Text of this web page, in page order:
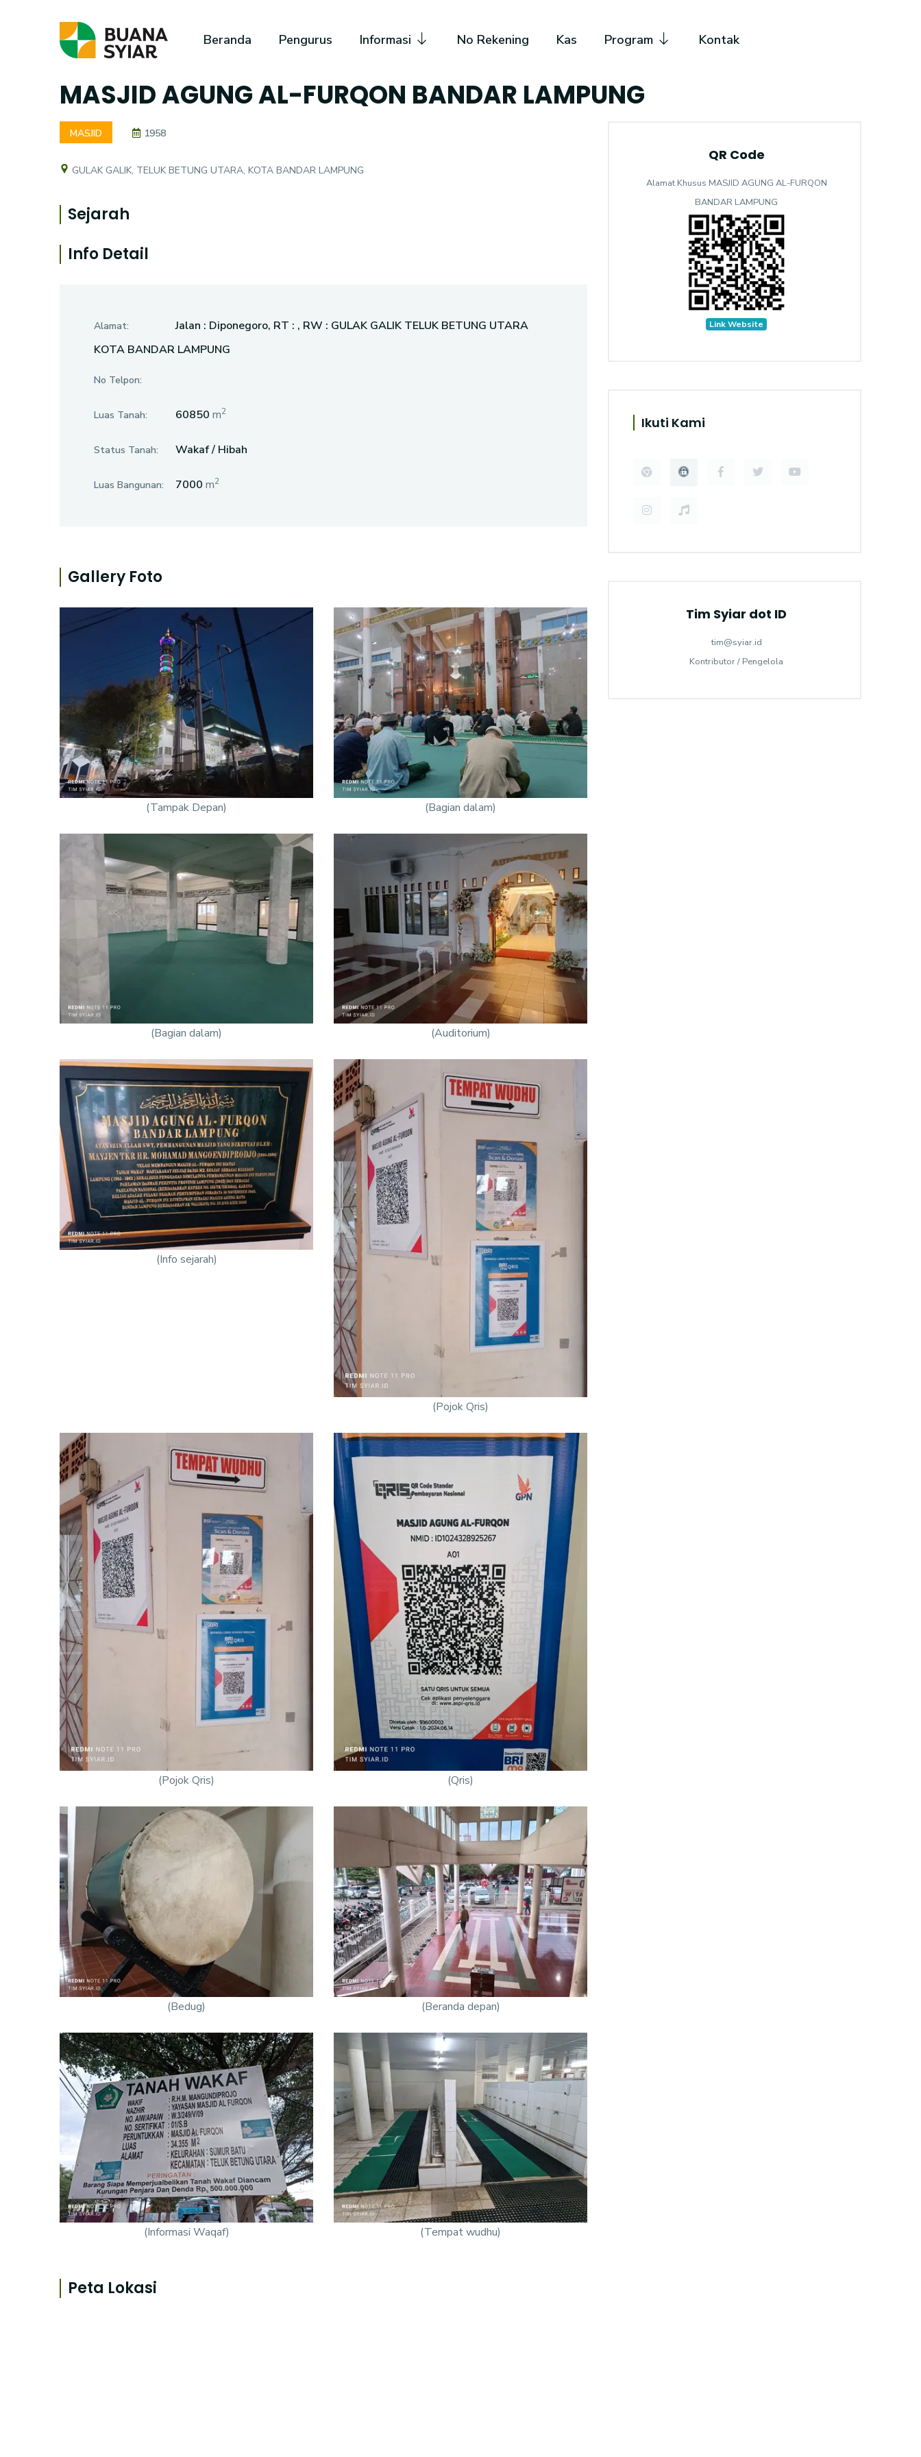
Beranda Pengurus Informasi No Rekening Kas Program Kontak
MASJID AGUNG AL-FURQON BANDAR LAMPUNG
MASJID 1958
GULAK GALIK, TELUK BETUNG UTARA, KOTA BANDAR LAMPUNG
Sejarah
Info Detail
Alamat:
Jalan : Diponegoro, RT : , RW : GULAK GALIK TELUK BETUNG UTARA
KOTA BANDAR LAMPUNG
No Telpon:
Luas Tanah: 60850 m2
Status Tanah: Wakaf / Hibah
Luas Bangunan: 7000 m2
Gallery Foto
(Tampak Depan) (Bagian dalam)
(Bagian dalam) (Auditorium)
(Info sejarah)
(Pojok Qris)
(Pojok Qris) (Qris)
(Bedug) (Beranda depan)
(Informasi Waqaf) (Tempat wudhu)
Peta Lokasi
QR Code
Alamat Khusus MASJID AGUNG AL-FURQON
BANDAR LAMPUNG
Link Website
Ikuti Kami
Tim Syiar dot ID
tim@syiar.id
Kontributor / Pengelola